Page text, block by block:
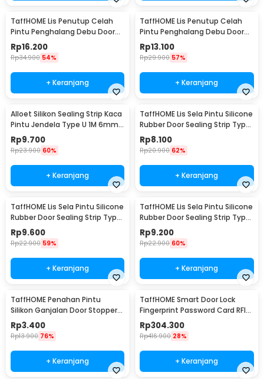
TaffHOME Lis Penutup Celah
Pintu Penghalang Debu Door
Bottom Seal 45mmx5M -
EACC25
Rp16.200
Rp34.900 54%
+ Keranjang
TaffHOME Lis Penutup Celah
Pintu Penghalang Debu Door
Bottom Seal 35mmx5M -
EACC25
Rp13.100
Rp29.900 57%
+ Keranjang
Alloet Silikon Sealing Strip Kaca
Pintu Jendela Type U 1M 6mm -
TP40
Rp9.700
Rp23.900 60%
+ Keranjang
TaffHOME Lis Sela Pintu Silicone
Rubber Door Sealing Strip Type
H 1M 6mm - TP40
Rp8.100
Rp20.900 62%
+ Keranjang
TaffHOME Lis Sela Pintu Silicone
Rubber Door Sealing Strip Type
H 1M 10mm - TP40
Rp9.600
Rp22.900 59%
+ Keranjang
TaffHOME Lis Sela Pintu Silicone
Rubber Door Sealing Strip Type
H 1M 12mm - TP40
Rp9.200
Rp22.900 60%
+ Keranjang
TaffHOME Penahan Pintu
Silikon Ganjalan Door Stopper
Size S 1 PCS - T01
Rp3.400
Rp13.900 76%
+ Keranjang
TaffHOME Smart Door Lock
Fingerprint Password Card RFID
Alarm - XR24
Rp304.300
Rp416.900 28%
+ Keranjang